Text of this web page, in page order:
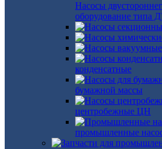
Насосы
оборудование типа
конденсатные
бумажной массы
центробежные ЦН
промышленные